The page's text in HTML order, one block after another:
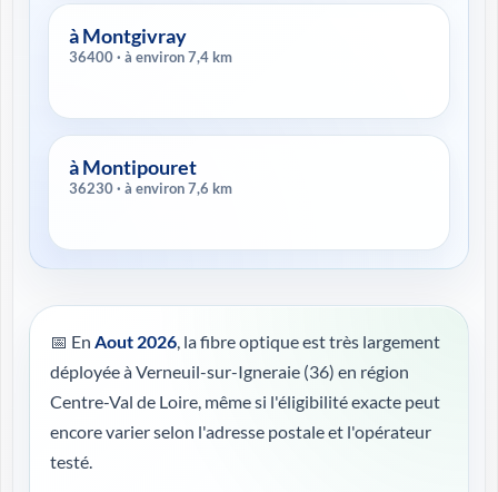
à Montgivray
36400 · à environ 7,4 km
à Montipouret
36230 · à environ 7,6 km
📅 En Aout 2026, la fibre optique est très largement
déployée à Verneuil-sur-Igneraie (36) en région
Centre-Val de Loire, même si l'éligibilité exacte peut
encore varier selon l'adresse postale et l'opérateur
testé.